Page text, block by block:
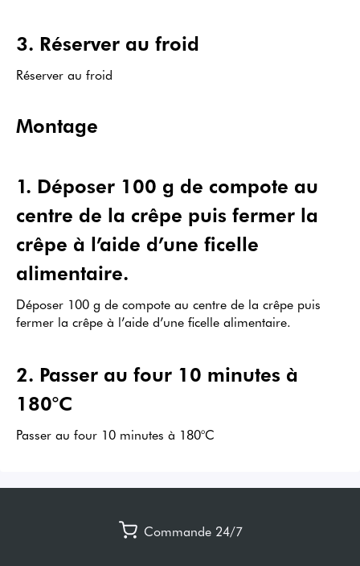
3. Réserver au froid
Réserver au froid
Montage
1. Déposer 100 g de compote au
centre de la crêpe puis fermer la
crêpe à l’aide d’une ficelle
alimentaire.
Déposer 100 g de compote au centre de la crêpe puis
fermer la crêpe à l’aide d’une ficelle alimentaire.
2. Passer au four 10 minutes à
180°C
Passer au four 10 minutes à 180°C
Commande 24/7